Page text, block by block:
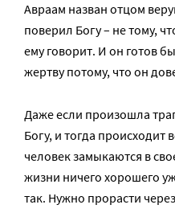
Авраам назван отцом
поверил Богу – не тому,
ему говорит. И он готов
жертву потому, что он
Даже если произошла
Богу, и тогда происходит
человек замыкаются в
жизни ничего хорошего
так. Нужно прорасти